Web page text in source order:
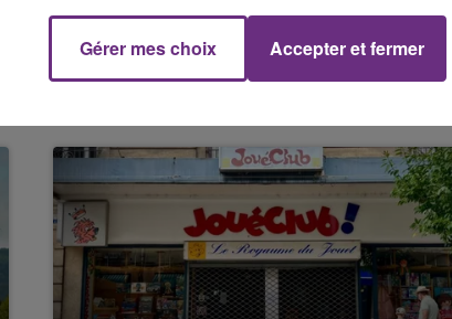
11h00 - 16h00
Le week-end Champagne FM
Gérer mes choix Accepter et fermer